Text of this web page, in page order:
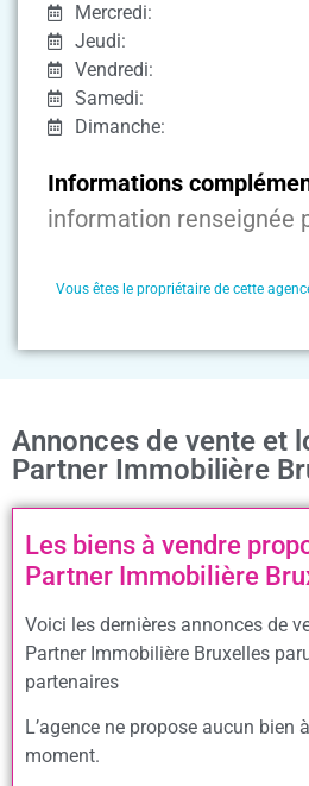
Mercredi:
Jeudi:
Vendredi:
Samedi:
Dimanche:
Informations
information renseignée
Vous êtes le propriétaire de cette
Annonces de vente et
Partner Immobilière
Les biens à vendre
Partner Immobilière
Voici les dernières annonces de
Partner Immobilière Bruxelles
partenaires
L’agence ne propose aucun bien
moment.